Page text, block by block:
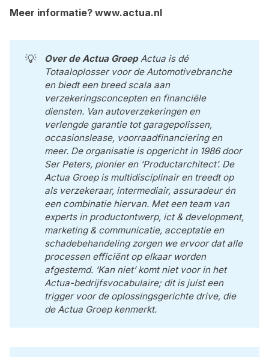
Meer informatie? www.actua.nl
💡 Over de Actua Groep Actua is dé
Totaaloplosser voor de Automotivebranche
en biedt een breed scala aan
verzekeringsconcepten en financiële
diensten. Van autoverzekeringen en
verlengde garantie tot garagepolissen,
occasionslease, voorraadfinanciering en
meer. De organisatie is opgericht in 1986 door
Ser Peters, pionier en ‘Productarchitect’. De
Actua Groep is multidisciplinair en treedt op
als verzekeraar, intermediair, assuradeur én
een combinatie hiervan. Met een team van
experts in productontwerp, ict & development,
marketing & communicatie, acceptatie en
schadebehandeling zorgen we ervoor dat alle
processen efficiënt op elkaar worden
afgestemd. ‘Kan niet’ komt niet voor in het
Actua-bedrijfsvocabulaire; dit is juíst een
trigger voor de oplossingsgerichte drive, die
de Actua Groep kenmerkt.